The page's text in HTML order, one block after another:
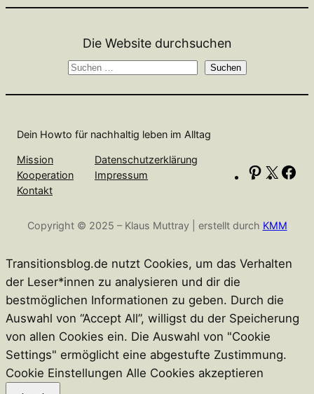
Die Website durchsuchen
S
e
Suchen
Dein Howto für nachhaltig leben im Alltag
Mission
Kooperation
Kontakt
Datenschutzerklärung
Impressum
P
t
r
s
t
X
Copyright © 2025 – Klaus Muttray | erstellt durch KMM
Transitionsblog.de nutzt Cookies, um das Verhalten
der Leser*innen zu analysieren und dir die
bestmöglichen Informationen zu geben. Durch die
Auswahl von “Accept All”, willigst du der Speicherung
von allen Cookies ein. Die Auswahl von "Cookie
Settings" ermöglicht eine abgestufte Zustimmung.
Cookie Einstellungen Alle Cookies akzeptieren